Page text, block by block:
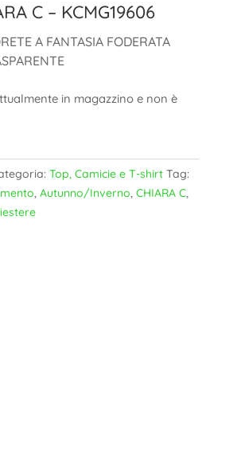
C – KCMG19606
A FANTASIA FODERATA
in magazzino e non è
Top, Camicie e T-shirt Tag:
,Autunno/Inverno,CHIARA C,